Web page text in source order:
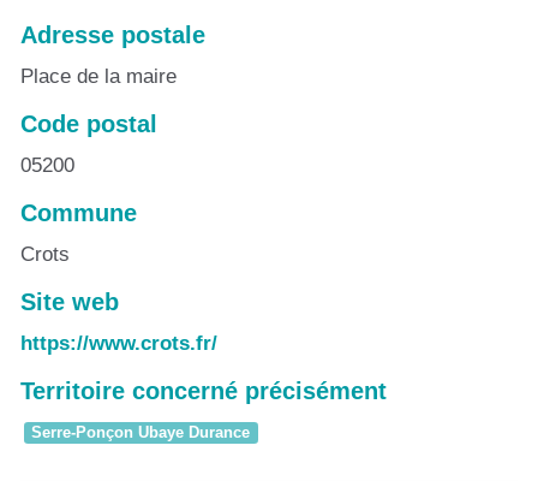
Adresse postale
Place de la maire
Code postal
05200
Commune
Crots
Site web
https://www.crots.fr/
Territoire concerné précisément
Serre-Ponçon Ubaye Durance